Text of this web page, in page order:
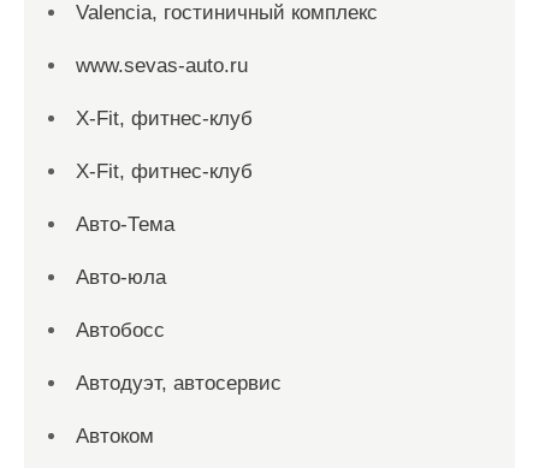
Valencia, гостиничный комплекс
www.sevas-auto.ru
X-Fit, фитнес-клуб
X-Fit, фитнес-клуб
Авто-Тема
Авто-юла
Автобосс
Автодуэт, автосервис
Автоком